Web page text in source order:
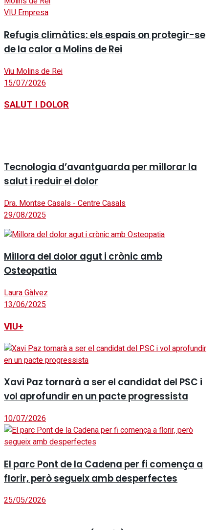
VIU Empresa
Refugis climàtics: els espais on protegir-se
de la calor a Molins de Rei
Viu Molins de Rei
15/07/2026
SALUT I DOLOR
Tecnologia d’avantguarda per millorar la
salut i reduir el dolor
Dra. Montse Casals - Centre Casals
29/08/2025
Millora del dolor agut i crònic amb
Osteopatia
Laura Gàlvez
13/06/2025
VIU+
Xavi Paz tornarà a ser el candidat del PSC i
vol aprofundir en un pacte progressista
10/07/2026
El parc Pont de la Cadena per fi comença a
florir, però segueix amb desperfectes
25/05/2026